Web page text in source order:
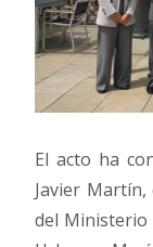
El acto ha
Javier
del Ministerio